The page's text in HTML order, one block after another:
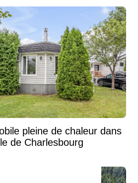
pleine de chaleur dans
de Charlesbourg